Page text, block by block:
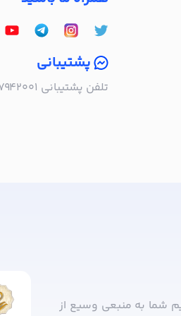
پشتیبانی
تلفن پشتیبانی ۰۲۱۵۷۹۴۲۰۰۱ | به صورت تلفنی پاسخگوی شما هستیم!
شما به منبعی وسیع از